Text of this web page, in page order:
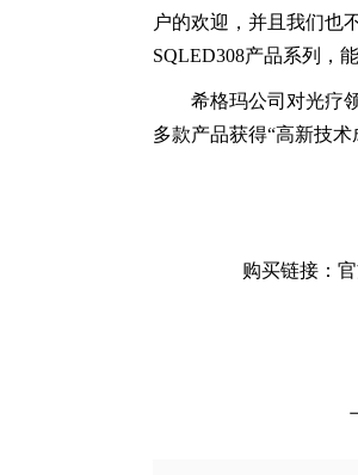
户的欢迎，并且我们也
SQLED308产品系列，
希格玛公司对光疗
多款产品获得“高新技
购买链接：官